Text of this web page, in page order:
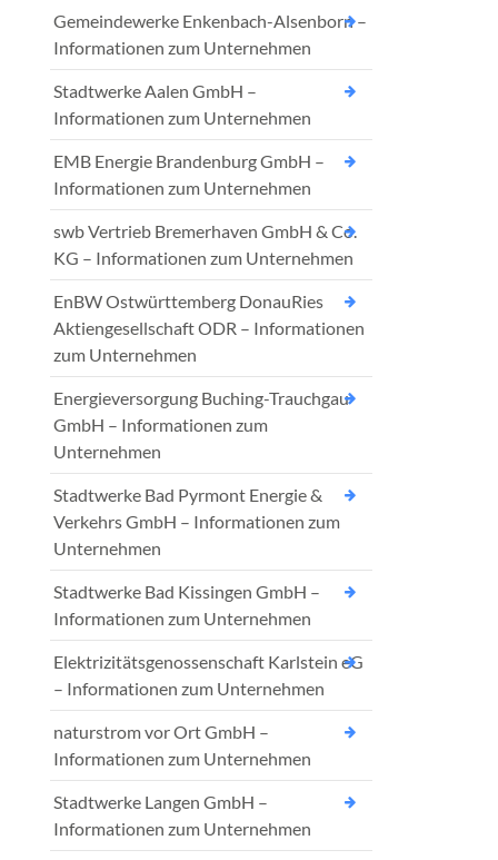
Gemeindewerke Enkenbach-Alsenborn –
Informationen zum Unternehmen
Stadtwerke Aalen GmbH –
Informationen zum Unternehmen
EMB Energie Brandenburg GmbH –
Informationen zum Unternehmen
swb Vertrieb Bremerhaven GmbH & Co.
KG – Informationen zum Unternehmen
EnBW Ostwürttemberg DonauRies
Aktiengesellschaft ODR – Informationen
zum Unternehmen
Energieversorgung Buching-Trauchgau
GmbH – Informationen zum
Unternehmen
Stadtwerke Bad Pyrmont Energie &
Verkehrs GmbH – Informationen zum
Unternehmen
Stadtwerke Bad Kissingen GmbH –
Informationen zum Unternehmen
Elektrizitätsgenossenschaft Karlstein eG
– Informationen zum Unternehmen
naturstrom vor Ort GmbH –
Informationen zum Unternehmen
Stadtwerke Langen GmbH –
Informationen zum Unternehmen